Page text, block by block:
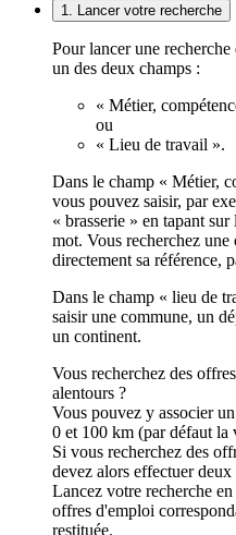
1. Lancer votre recherche
Pour lancer une
un des deux champs :
« Métier,
ou
« Lieu de travail ».
Dans le champ « Métier,
vous pouvez saisir, par
« brasserie » en tapant
mot. Vous recherchez une
directement sa référence,
Dans le champ « lieu de
saisir une commune, un
un continent.
Vous recherchez des
alentours ?
Vous pouvez y associer
0 et 100 km (par défaut la
Si vous recherchez des
devez alors effectuer deux
Lancez votre recherche
offres d'emploi
restituée.